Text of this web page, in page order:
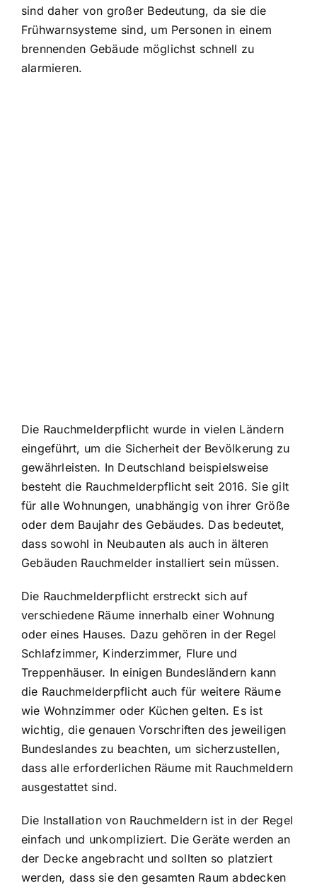
sind daher von großer Bedeutung, da sie die
Frühwarnsysteme sind, um Personen in einem
brennenden Gebäude möglichst schnell zu
alarmieren.
Die Rauchmelderpflicht wurde in vielen Ländern
eingeführt, um die Sicherheit der Bevölkerung zu
gewährleisten. In Deutschland beispielsweise
besteht die Rauchmelderpflicht seit 2016. Sie gilt
für alle Wohnungen, unabhängig von ihrer Größe
oder dem Baujahr des Gebäudes. Das bedeutet,
dass sowohl in Neubauten als auch in älteren
Gebäuden Rauchmelder installiert sein müssen.
Die Rauchmelderpflicht erstreckt sich auf
verschiedene Räume innerhalb einer Wohnung
oder eines Hauses. Dazu gehören in der Regel
Schlafzimmer, Kinderzimmer, Flure und
Treppenhäuser. In einigen Bundesländern kann
die Rauchmelderpflicht auch für weitere Räume
wie Wohnzimmer oder Küchen gelten. Es ist
wichtig, die genauen Vorschriften des jeweiligen
Bundeslandes zu beachten, um sicherzustellen,
dass alle erforderlichen Räume mit Rauchmeldern
ausgestattet sind.
Die Installation von Rauchmeldern ist in der Regel
einfach und unkompliziert. Die Geräte werden an
der Decke angebracht und sollten so platziert
werden, dass sie den gesamten Raum abdecken